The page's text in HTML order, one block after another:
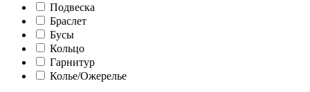
Подвеска
Браслет
Бусы
Кольцо
Гарнитур
Колье/Ожерелье